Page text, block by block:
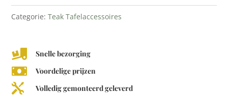
Categorie:Teak Tafelaccessoires
 Snelle bezorging
 Voordelige prijzen
 Volledig gemonteerd geleverd